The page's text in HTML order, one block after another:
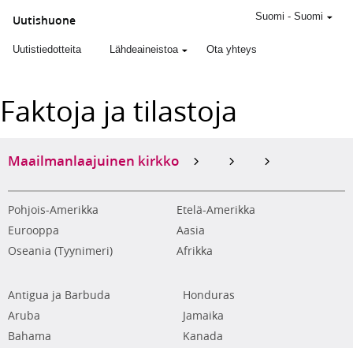
Uutishuone
Uutistiedotteita Lähdeaineistoa Ota yhteys
Suomi - Suomi
Faktoja ja tilastoja
Maailmanlaajuinen kirkko
Pohjois-Amerikka
Etelä-Amerikka
Eurooppa
Aasia
Oseania (Tyynimeri)
Afrikka
Antigua ja Barbuda
Aruba
Bahama
Honduras
Jamaika
Kanada